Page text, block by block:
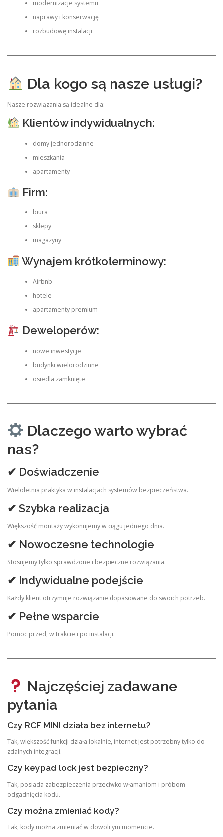
modernizacje systemu
naprawy i konserwację
rozbudowę instalacji
Dla kogo są nasze usługi?
Nasze rozwiązania są idealne dla:
Klientów indywidualnych:
domy jednorodzinne
mieszkania
apartamenty
Firm:
biura
sklepy
magazyny
Wynajem krótkoterminowy:
Airbnb
hotele
apartamenty premium
Deweloperów:
nowe inwestycje
budynki wielorodzinne
osiedla zamknięte
Dlaczego warto wybrać
nas?
✔ Doświadczenie
Wieloletnia praktyka w instalacjach systemów bezpieczeństwa.
✔ Szybka realizacja
Większość montaży wykonujemy w ciągu jednego dnia.
✔ Nowoczesne technologie
Stosujemy tylko sprawdzone i bezpieczne rozwiązania.
✔ Indywidualne podejście
Każdy klient otrzymuje rozwiązanie dopasowane do swoich potrzeb.
✔ Pełne wsparcie
Pomoc przed, w trakcie i po instalacji.
Najczęściej zadawane
pytania
Czy RCF MINI działa bez internetu?
Tak, większość funkcji działa lokalnie, internet jest potrzebny tylko do
zdalnych integracji.
Czy keypad lock jest bezpieczny?
Tak, posiada zabezpieczenia przeciwko włamaniom i próbom
odgadnięcia kodu.
Czy można zmieniać kody?
Tak, kody można zmieniać w dowolnym momencie.